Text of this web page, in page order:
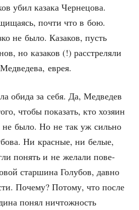
убил каза­ка Чер­не­цо­ва.
почти что в бою.
не было. Каза­ков, пусть
но каза­ков (!) рас­стре­ля­ли
еврея.
оби­да за себя. Да, Мед­ве­дев
что­бы пока­зать, кто хозя­ин
не было. Но не так уж силь­но
Ни крас­ные, ни белые,
понять и не жела­ли пове­
стар­ши­на Голу­бов, дав­но
Поче­му? Пото­му, что после
понял ничтож­ность